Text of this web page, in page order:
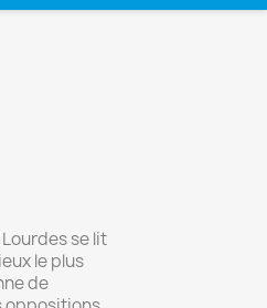
se lit
le plus
de